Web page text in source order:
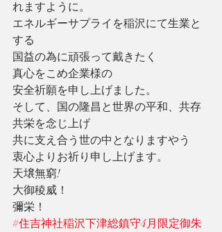
れますように。
エネルギーサプライを稲沢にて生業と
する
国益の為に頑張って戴きたく
真心をこめ企業様の
安全祈願を申し上げました。
そして、国の隆昌と世界の平和、共存
共栄を念じ上げ
共に支え合う世の中となりますやう
衷心よりお祈り申し上げます。
天壌無窮!
大御稜威！
彌栄！
#住吉神社稲沢下津総鎮守4月限定御朱